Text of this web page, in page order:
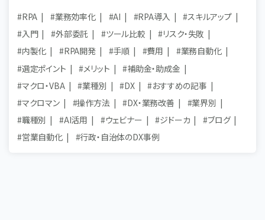
#RPA #業務効率化 #AI #RPA導入
#スキルアップ
#入門
#外部委託 #ツール比較
#リスク・失敗
#内製化
#RPA開発 #手順 #費用
#業務自動化
#選定ポイント
#メリット
#補助金・助成金
#マクロ・VBA
#業種別 #DX
#おすすめの記事
#マクロマン
#操作方法 #DX・業務改善
#業界別
#職種別
#AI活用 #ウェビナー #ジドーカ
#ブログ
#営業自動化
#行政・自治体のDX事例